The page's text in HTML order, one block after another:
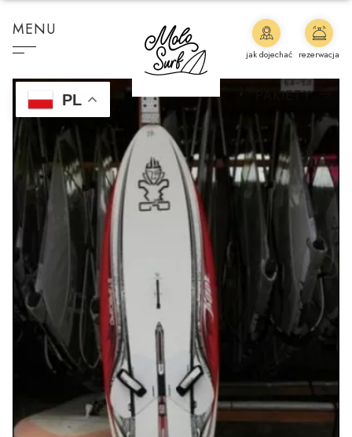
MENU
PL PAKIETY
jak dojechać rezerwacja